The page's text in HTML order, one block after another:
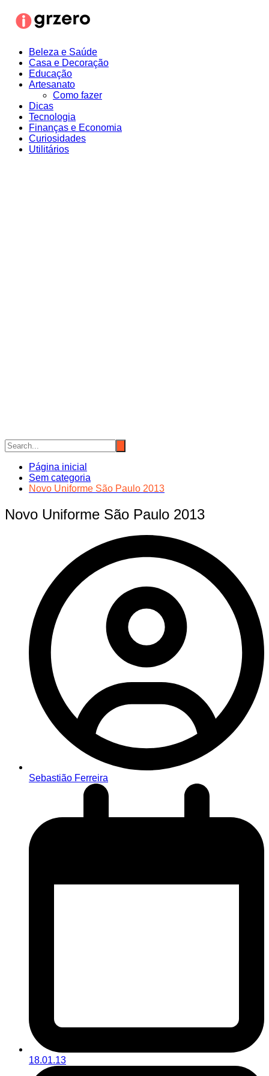
para
Beleza e Saúde
Casa e Decoração
Educação
Artesanato
Como fazer
Dicas
Tecnologia
Finanças e Economia
Curiosidades
Utilitários
Página inicial
Sem categoria
Novo Uniforme São Paulo 2013
Novo Uniforme São Paulo 2013
Sebastião Ferreira
18.01.13